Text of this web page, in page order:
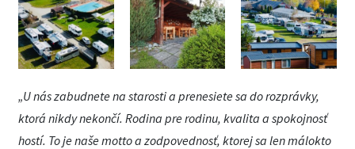
„U nás zabudnete na starosti a prenesiete sa do rozprávky,
ktorá nikdy nekončí. Rodina pre rodinu, kvalita a spokojnosť
hostí. To je naše motto a zodpovednosť, ktorej sa len málokto